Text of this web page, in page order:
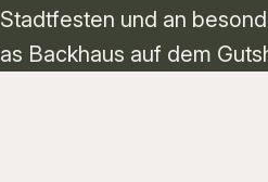
und an
Backhaus auf dem